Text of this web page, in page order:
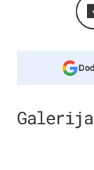
Galerija